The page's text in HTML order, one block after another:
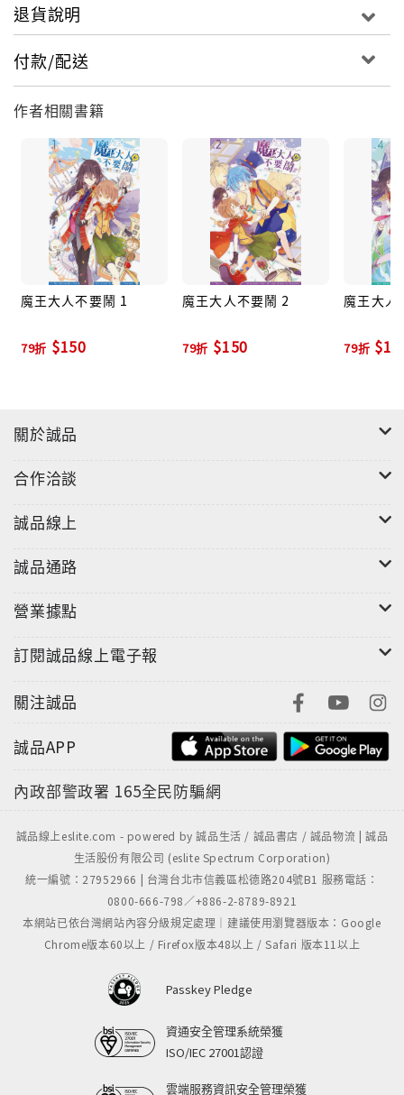
【開啟隨機副本《舊世界》，啟動玩家生存模式。】
誰要這種獎勵！你才應該快點起床！
魔王：「你只關注周衛，女人（？）的第六感告訴我，
你不愛我了！」
邵翟：「……就算你變小還被封印了，那也不會改變你
的性別好嗎！」
退貨說明
付款/配送
作者相關書籍
魔王大人不要鬧 1
79折 $150
魔王大人不要鬧 2
79折 $150
魔王大人
79折
關於誠品
合作洽談
誠品線上
誠品通路
營業據點
訂閱誠品線上電子報
關注誠品
誠品APP
內政部警政署 165全民防騙網
誠品線上eslite.com - powered by 誠品生活 / 誠品書店 / 誠品物流 | 誠品
生活股份有限公司 (eslite Spectrum Corporation)
統一編號：27952966 | 台灣台北市信義區松德路204號B1 服務電話：
0800-666-798／+886-2-8789-8921
本網站已依台灣網站內容分級規定處理｜建議使用瀏覽器版本：Google
Chrome版本60以上 / Firefox版本48以上 / Safari 版本11以上
Passkey Pledge
資通安全管理系統榮獲
ISO/IEC 27001認證
雲端服務資訊安全管理榮獲